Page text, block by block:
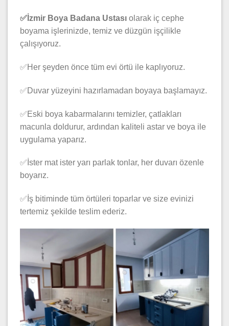
✅İzmir Boya Badana Ustası olarak iç cephe
boyama işlerinizde, temiz ve düzgün işçilikle
çalışıyoruz.
✅Her şeyden önce tüm evi örtü ile kaplıyoruz.
✅Duvar yüzeyini hazırlamadan boyaya başlamayız.
✅Eski boya kabarmalarını temizler, çatlakları
macunla doldurur, ardından kaliteli astar ve boya ile
uygulama yaparız.
✅İster mat ister yarı parlak tonlar, her duvarı özenle
boyarız.
✅İş bitiminde tüm örtüleri toparlar ve size evinizi
tertemiz şekilde teslim ederiz.